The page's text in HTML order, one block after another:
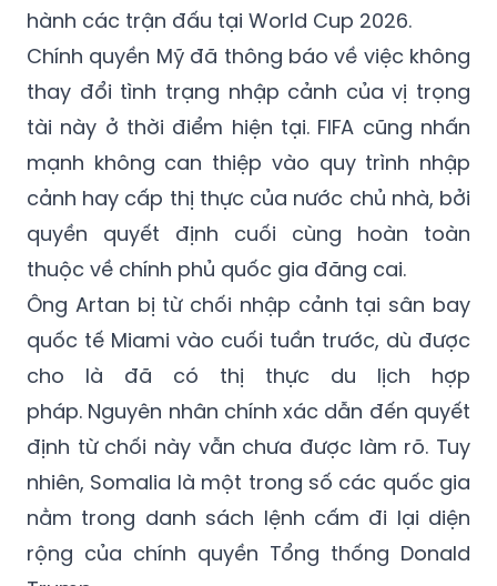
hành các trận đấu tại World Cup 2026.
Chính quyền Mỹ đã thông báo về việc không
thay đổi tình trạng nhập cảnh của vị trọng
tài này ở thời điểm hiện tại. FIFA cũng nhấn
mạnh không can thiệp vào quy trình nhập
cảnh hay cấp thị thực của nước chủ nhà, bởi
quyền quyết định cuối cùng hoàn toàn
thuộc về chính phủ quốc gia đăng cai.
Ông Artan bị từ chối nhập cảnh tại sân bay
quốc tế Miami vào cuối tuần trước, dù được
cho là đã có thị thực du lịch hợp
pháp. Nguyên nhân chính xác dẫn đến quyết
định từ chối này vẫn chưa được làm rõ. Tuy
nhiên, Somalia là một trong số các quốc gia
nằm trong danh sách lệnh cấm đi lại diện
rộng của chính quyền Tổng thống Donald